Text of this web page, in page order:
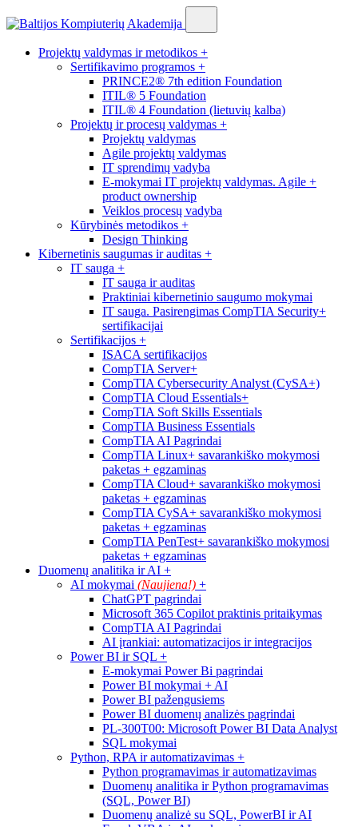
Projektų valdymas ir metodikos +
Sertifikavimo programos +
PRINCE2® 7th edition Foundation
ITIL® 5 Foundation
ITIL® 4 Foundation (lietuvių kalba)
Projektų ir procesų valdymas +
Projektų valdymas
Agile projektų valdymas
IT sprendimų vadyba
E-mokymai IT projektų valdymas. Agile +
product ownership
Veiklos procesų vadyba
Kūrybinės metodikos +
Design Thinking
Kibernetinis saugumas ir auditas +
IT sauga +
IT sauga ir auditas
Praktiniai kibernetinio saugumo mokymai
IT sauga. Pasirengimas CompTIA Security+
sertifikacijai
Sertifikacijos +
ISACA sertifikacijos
CompTIA Server+
CompTIA Cybersecurity Analyst (CySA+)
CompTIA Cloud Essentials+
CompTIA Soft Skills Essentials
CompTIA Business Essentials
CompTIA AI Pagrindai
CompTIA Linux+ savarankiško mokymosi
paketas + egzaminas
CompTIA Cloud+ savarankiško mokymosi
paketas + egzaminas
CompTIA CySA+ savarankiško mokymosi
paketas + egzaminas
CompTIA PenTest+ savarankiško mokymosi
paketas + egzaminas
Duomenų analitika ir AI +
AI mokymai (Naujiena!) +
ChatGPT pagrindai
Microsoft 365 Copilot praktinis pritaikymas
CompTIA AI Pagrindai
AI įrankiai: automatizacijos ir integracijos
Power BI ir SQL +
E-mokymai Power Bi pagrindai
Power BI mokymai + AI
Power BI pažengusiems
Power BI duomenų analizės pagrindai
PL-300T00: Microsoft Power BI Data Analyst
SQL mokymai
Python, RPA ir automatizavimas +
Python programavimas ir automatizavimas
Duomenų analitika ir Python programavimas
(SQL, Power BI)
Duomenų analizė su SQL, PowerBI ir AI